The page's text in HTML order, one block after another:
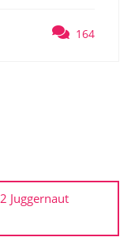
164
Juggernaut